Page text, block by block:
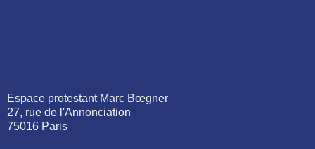
Espace protestant Marc Bœgner
27, rue de l'Annonciation
75016 Paris